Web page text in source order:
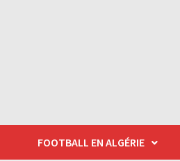
FOOTBALL EN ALGÉRIE